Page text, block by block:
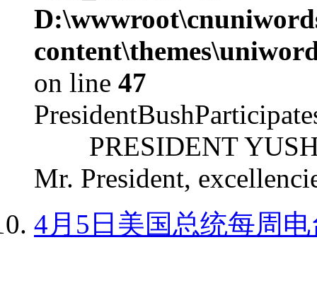
on line 47
PRESIDENT
Mr. President,
4月5日美国总统每周